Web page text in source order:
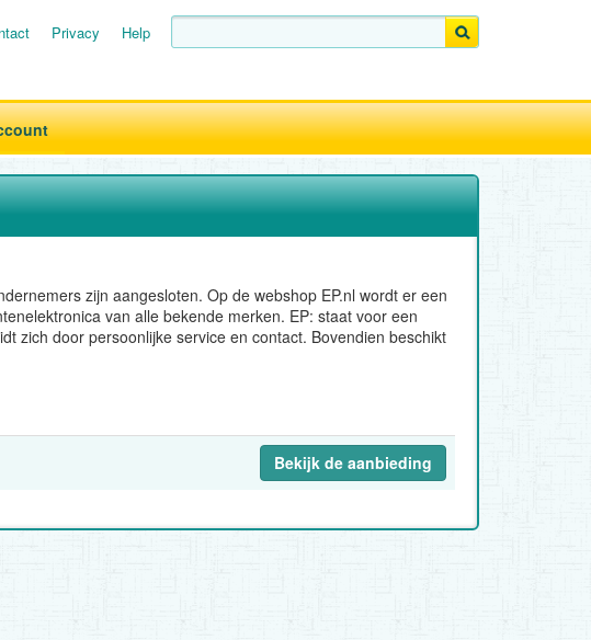
Privacy Help
zijn aangesloten. Op de webshop EP.nl wordt er een
van alle bekende merken. EP: staat voor een
zich door persoonlijke service en contact. Bovendien beschikt
Bekijk de aanbieding